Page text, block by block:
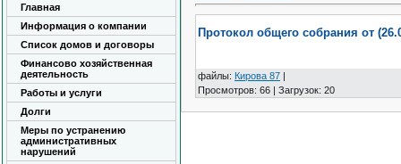
Главная
Информация о компании
Список домов и договоры
Финансово хозяйственная
деятельность
Работы и услуги
Долги
Меры по устранению
административных
нарушений
Протокол общего собрания от
файлы: Кирова 87 |
Просмотров: 66 | Загрузок: 20